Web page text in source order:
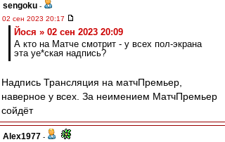
sengoku -
02 сен 2023 20:17
Йося » 02 сен 2023 20:09
А кто на Матче смотрит - у всех пол-экрана
эта уе*ская надпись?
Надпись Трансляция на матчПремьер,
наверное у всех. За неимением МатчПремьер
сойдёт
Alex1977 -